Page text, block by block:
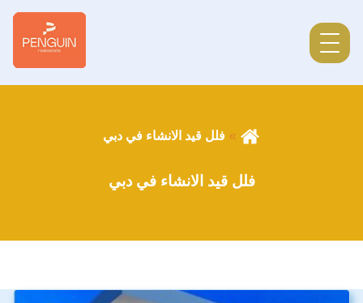
فلل قيد الانشاء في دبي
فلل قيد الانشاء في دبي